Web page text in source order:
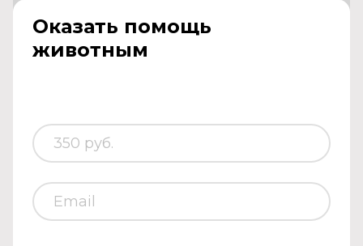
Оказать помощь
животным